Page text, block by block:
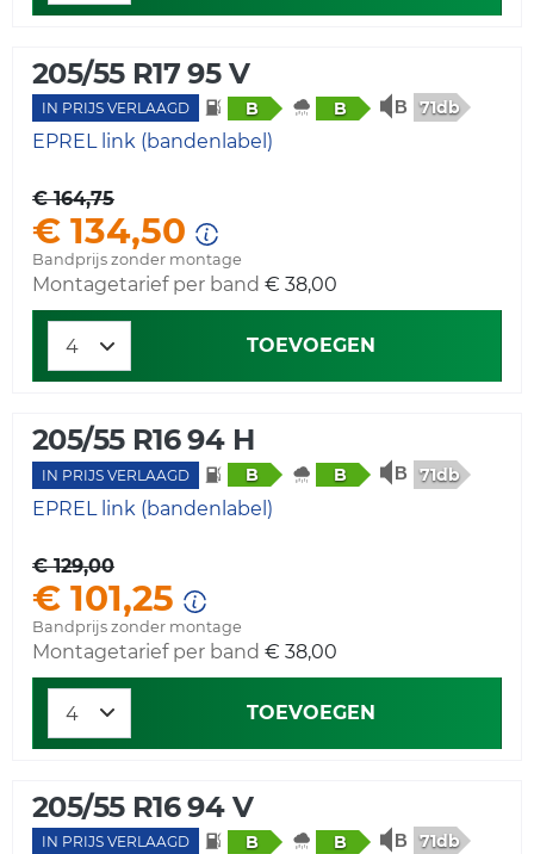
205/55 R17 95 V
IN PRIJS VERLAAGD B B 71db
EPREL link (bandenlabel)
€ 164,75
€ 134,50
Bandprijs zonder montage
Montagetarief per band € 38,00
TOEVOEGEN
205/55 R16 94 H
IN PRIJS VERLAAGD B B 71db
EPREL link (bandenlabel)
€ 129,00
€ 101,25
Bandprijs zonder montage
Montagetarief per band € 38,00
TOEVOEGEN
205/55 R16 94 V
IN PRIJS VERLAAGD B B 71db